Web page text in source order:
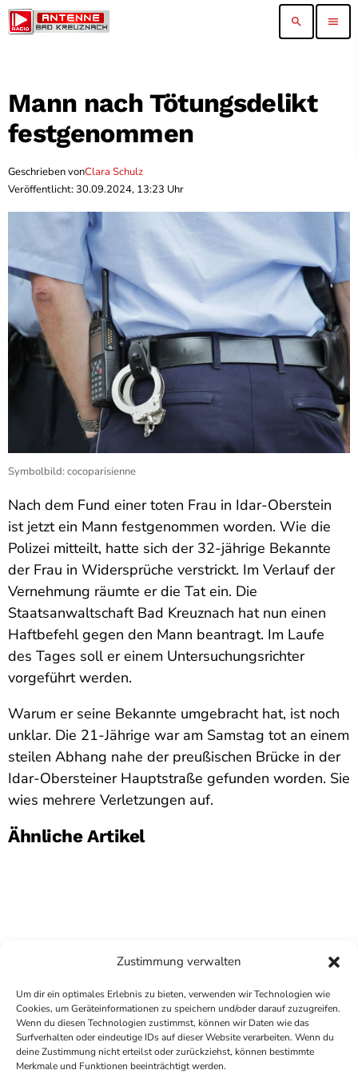
Zustimmung verwalten
Um dir ein optimales Erlebnis zu bieten, verwenden wir Technologien wie
Cookies, um Geräteinformationen zu speichern und/oder darauf zuzugreifen.
Wenn du diesen Technologien zustimmst, können wir Daten wie das
Surfverhalten oder eindeutige IDs auf dieser Website verarbeiten. Wenn du
deine Zustimmung nicht erteilst oder zurückziehst, können bestimmte
Merkmale und Funktionen beeinträchtigt werden.
search menu
Mann nach Tötungsdelikt
festgenommen
Geschrieben vonClara Schulz
Veröffentlicht: 30.09.2024, 13:23 Uhr
Symbolbild: cocoparisienne
Nach dem Fund einer toten Frau in Idar-Oberstein
ist jetzt ein Mann festgenommen worden. Wie die
Polizei mitteilt, hatte sich der 32-jährige Bekannte
der Frau in Widersprüche verstrickt. Im Verlauf der
Vernehmung räumte er die Tat ein. Die
Staatsanwaltschaft Bad Kreuznach hat nun einen
Haftbefehl gegen den Mann beantragt. Im Laufe
des Tages soll er einem Untersuchungsrichter
vorgeführt werden.
Warum er seine Bekannte umgebracht hat, ist noch
unklar. Die 21-Jährige war am Samstag tot an einem
steilen Abhang nahe der preußischen Brücke in der
Idar-Obersteiner Hauptstraße gefunden worden. Sie
wies mehrere Verletzungen auf.
Ähnliche Artikel
COPYRIGHTANTENNE BAD KREUZNACH